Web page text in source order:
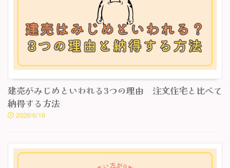
建売がみじめといわれる3つの理由 注文住宅と比べて
納得する方法
2026/6/19